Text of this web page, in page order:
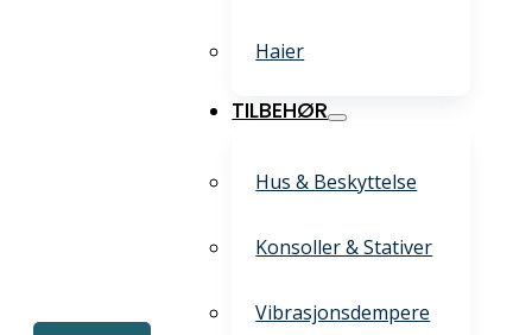
Haier
TILBEHØR
Hus & Beskyttelse
Konsoller & Stativer
Vibrasjonsdempere